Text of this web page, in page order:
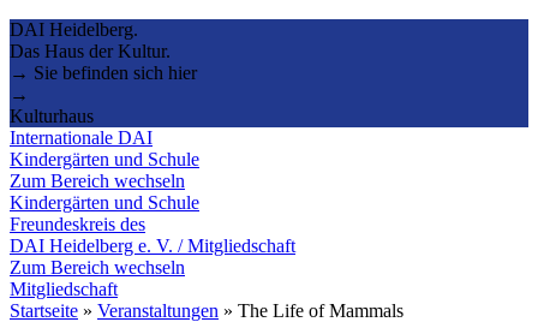
DAI Heidelberg.
Das Haus der Kultur.
→ Sie befinden sich hier
→
Kulturhaus
Internationale DAI
Kindergärten und Schule
Zum Bereich wechseln
Kindergärten und Schule
Freundeskreis des
DAI Heidelberg e. V. / Mitgliedschaft
Zum Bereich wechseln
Mitgliedschaft
Startseite » Veranstaltungen » The Life of Mammals